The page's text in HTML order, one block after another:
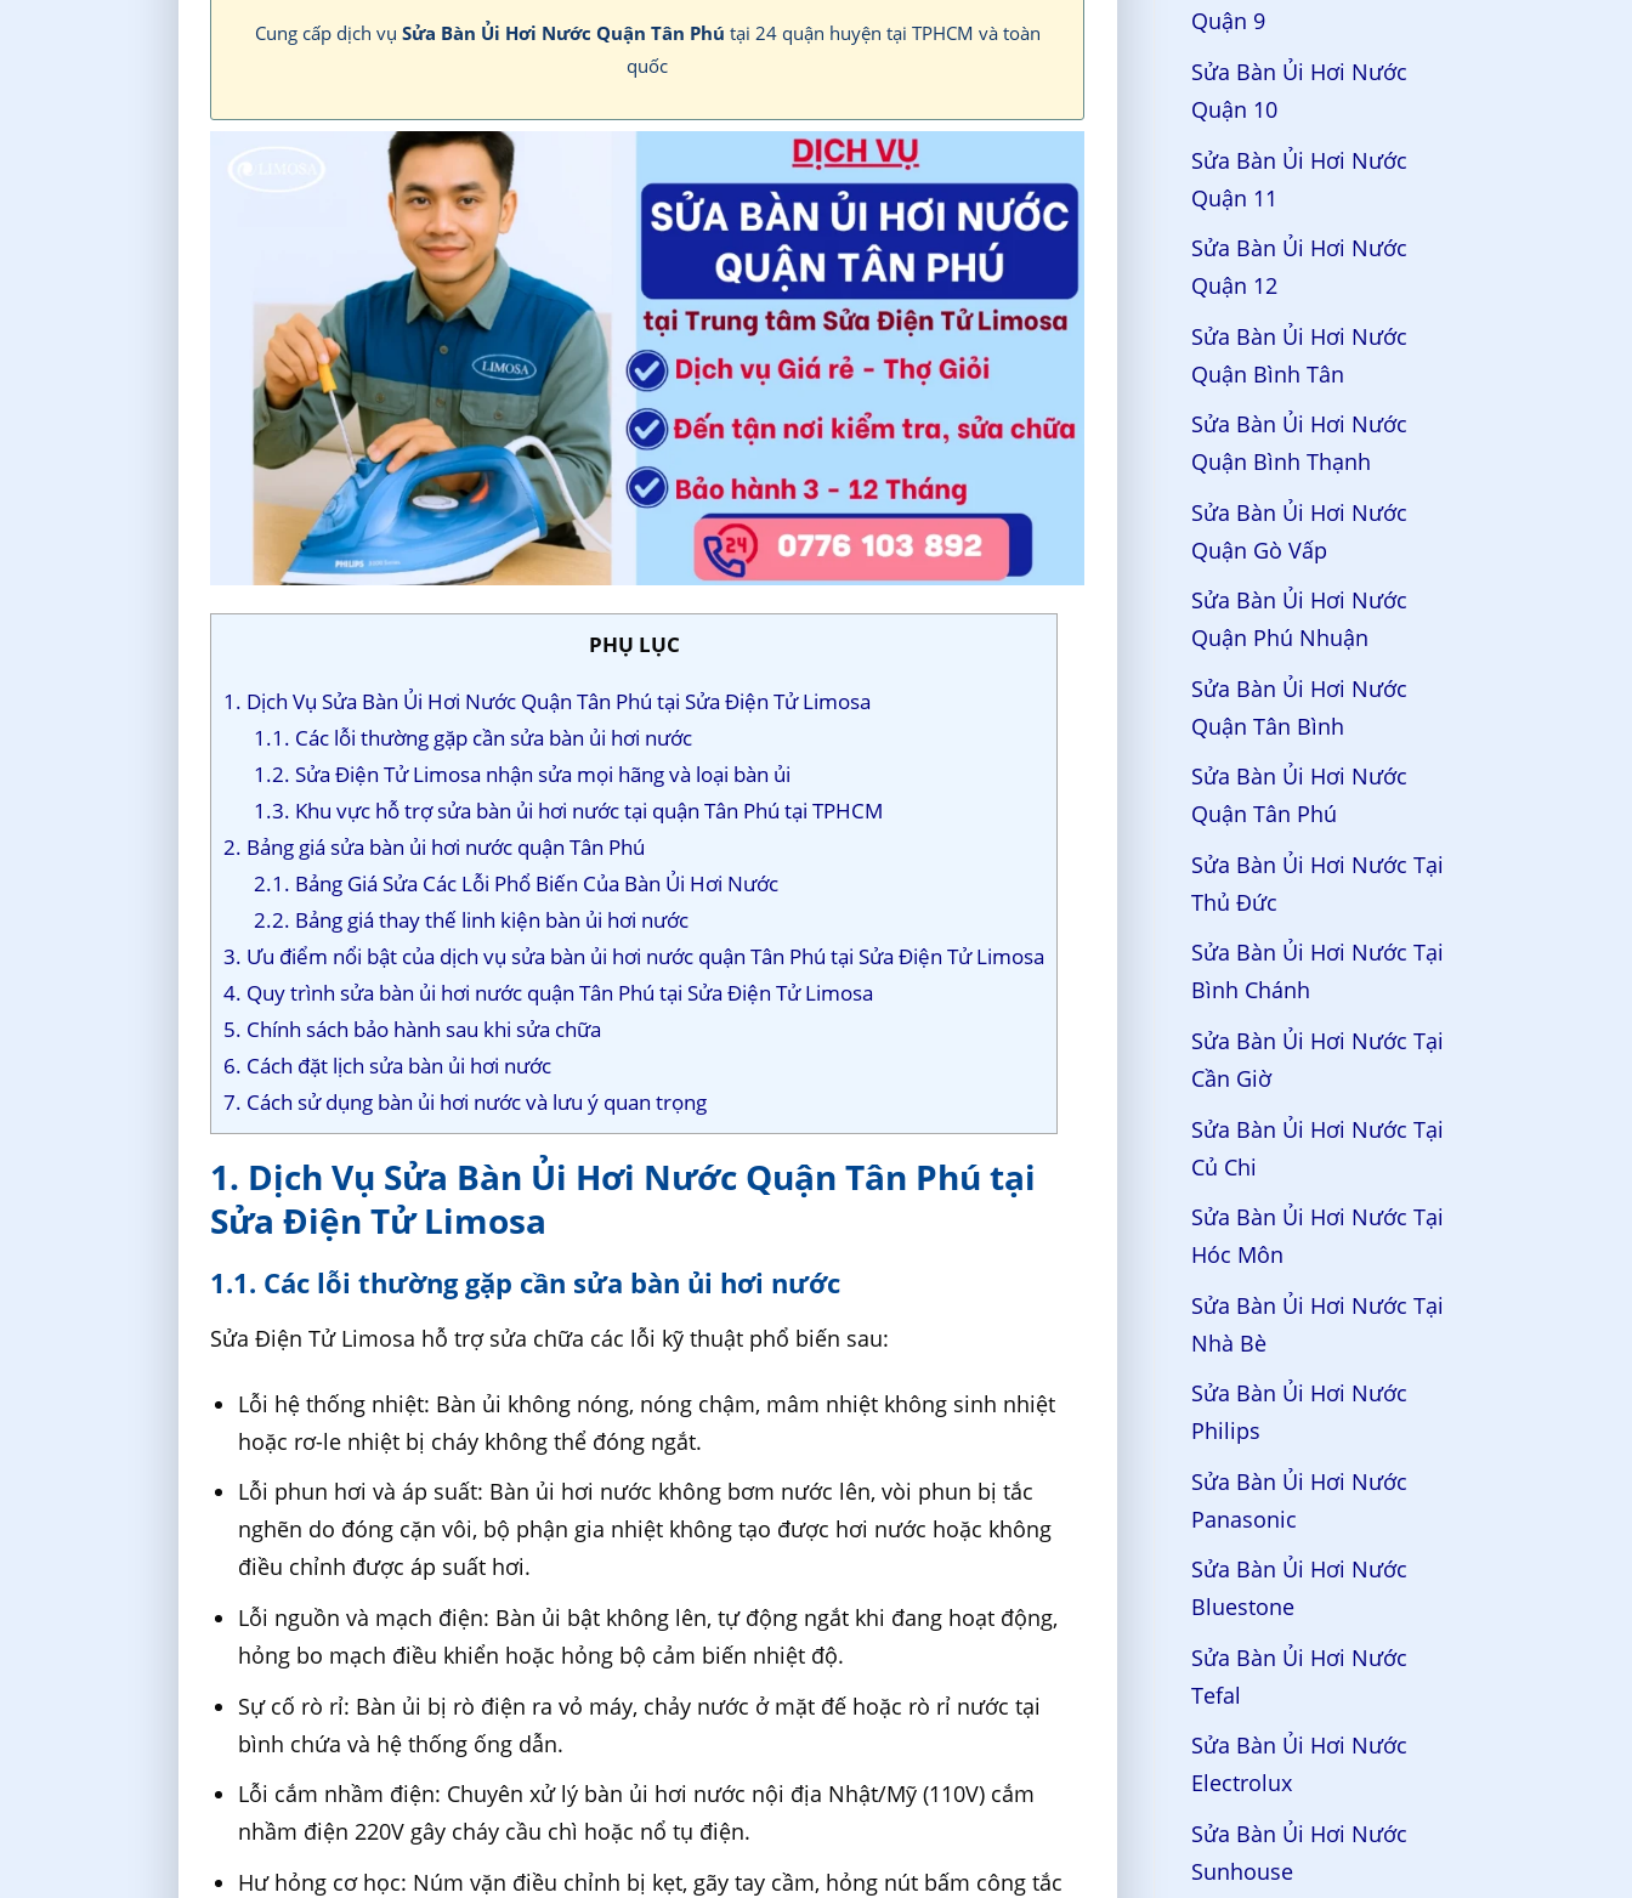
Cung cấp dịch vụ Sửa Bàn Ủi Hơi Nước Quận Tân Phú tại 24 quận huyện tại TPHCM và toàn
quốc
PHỤ LỤC
1. Dịch Vụ Sửa Bàn Ủi Hơi Nước Quận Tân Phú tại Sửa Điện Tử Limosa
1.1. Các lỗi thường gặp cần sửa bàn ủi hơi nước
1.2. Sửa Điện Tử Limosa nhận sửa mọi hãng và loại bàn ủi
1.3. Khu vực hỗ trợ sửa bàn ủi hơi nước tại quận Tân Phú tại TPHCM
2. Bảng giá sửa bàn ủi hơi nước quận Tân Phú
2.1. Bảng Giá Sửa Các Lỗi Phổ Biến Của Bàn Ủi Hơi Nước
2.2. Bảng giá thay thế linh kiện bàn ủi hơi nước
3. Ưu điểm nổi bật của dịch vụ sửa bàn ủi hơi nước quận Tân Phú tại Sửa Điện Tử Limosa
4. Quy trình sửa bàn ủi hơi nước quận Tân Phú tại Sửa Điện Tử Limosa
5. Chính sách bảo hành sau khi sửa chữa
6. Cách đặt lịch sửa bàn ủi hơi nước
7. Cách sử dụng bàn ủi hơi nước và lưu ý quan trọng
1. Dịch Vụ Sửa Bàn Ủi Hơi Nước Quận Tân Phú tại
Sửa Điện Tử Limosa
1.1. Các lỗi thường gặp cần sửa bàn ủi hơi nước
Sửa Điện Tử Limosa hỗ trợ sửa chữa các lỗi kỹ thuật phổ biến sau:
Lỗi hệ thống nhiệt: Bàn ủi không nóng, nóng chậm, mâm nhiệt không sinh nhiệt
hoặc rơ-le nhiệt bị cháy không thể đóng ngắt.
Lỗi phun hơi và áp suất: Bàn ủi hơi nước không bơm nước lên, vòi phun bị tắc
nghẽn do đóng cặn vôi, bộ phận gia nhiệt không tạo được hơi nước hoặc không
điều chỉnh được áp suất hơi.
Lỗi nguồn và mạch điện: Bàn ủi bật không lên, tự động ngắt khi đang hoạt động,
hỏng bo mạch điều khiển hoặc hỏng bộ cảm biến nhiệt độ.
Sự cố rò rỉ: Bàn ủi bị rò điện ra vỏ máy, chảy nước ở mặt đế hoặc rò rỉ nước tại
bình chứa và hệ thống ống dẫn.
Lỗi cắm nhầm điện: Chuyên xử lý bàn ủi hơi nước nội địa Nhật/Mỹ (110V) cắm
nhầm điện 220V gây cháy cầu chì hoặc nổ tụ điện.
Hư hỏng cơ học: Núm vặn điều chỉnh bị kẹt, gãy tay cầm, hỏng nút bấm công tắc
Quận 9
Sửa Bàn Ủi Hơi Nước
Quận 10
Sửa Bàn Ủi Hơi Nước
Quận 11
Sửa Bàn Ủi Hơi Nước
Quận 12
Sửa Bàn Ủi Hơi Nước
Quận Bình Tân
Sửa Bàn Ủi Hơi Nước
Quận Bình Thạnh
Sửa Bàn Ủi Hơi Nước
Quận Gò Vấp
Sửa Bàn Ủi Hơi Nước
Quận Phú Nhuận
Sửa Bàn Ủi Hơi Nước
Quận Tân Bình
Sửa Bàn Ủi Hơi Nước
Quận Tân Phú
Sửa Bàn Ủi Hơi Nước Tại
Thủ Đức
Sửa Bàn Ủi Hơi Nước Tại
Bình Chánh
Sửa Bàn Ủi Hơi Nước Tại
Cần Giờ
Sửa Bàn Ủi Hơi Nước Tại
Củ Chi
Sửa Bàn Ủi Hơi Nước Tại
Hóc Môn
Sửa Bàn Ủi Hơi Nước Tại
Nhà Bè
Sửa Bàn Ủi Hơi Nước
Philips
Sửa Bàn Ủi Hơi Nước
Panasonic
Sửa Bàn Ủi Hơi Nước
Bluestone
Sửa Bàn Ủi Hơi Nước
Tefal
Sửa Bàn Ủi Hơi Nước
Electrolux
Sửa Bàn Ủi Hơi Nước
Sunhouse